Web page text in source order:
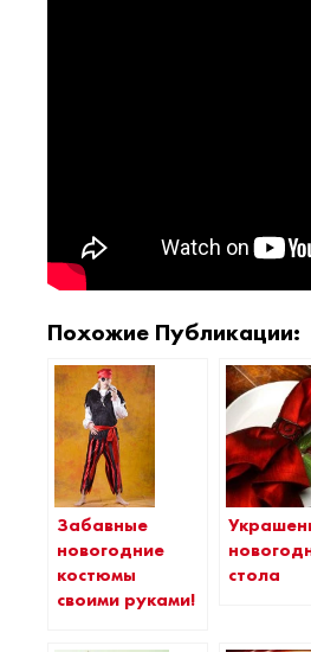
Похожие Публикации:
Забавные
новогодние
костюмы
своими руками!
стола